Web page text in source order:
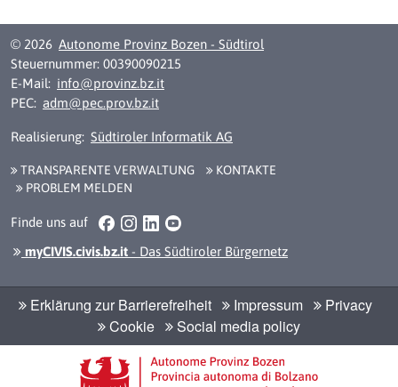
© 2026 Autonome Provinz Bozen - Südtirol
Steuernummer: 00390090215
E-Mail: info@provinz.bz.it
PEC: adm@pec.prov.bz.it
Realisierung: Südtiroler Informatik AG
TRANSPARENTE VERWALTUNG
KONTAKTE
PROBLEM MELDEN
Finde uns auf Facebook
Instagram
LinkedInYouTube
myCIVIS.civis.bz.it - Das Südtiroler Bürgernetz
Erklärung zur Barrierefreiheit Impressum
Privacy
Cookie
Social media policy